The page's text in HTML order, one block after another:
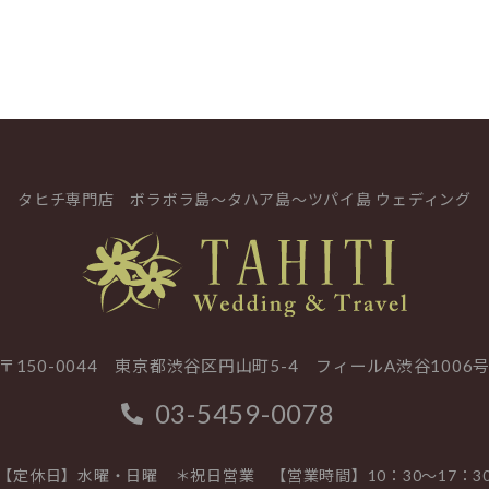
タヒチ専門店ボラボラ島～タハア島～ツパイ島 ウェディング
〒150-0044 東京都渋谷区円山町5-4 フィールA渋谷1006
03-5459-0078
【定休日】水曜・日曜 ＊祝日営業 【営業時間】10：30～17：